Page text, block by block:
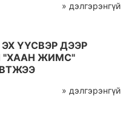
» дэлгэрэнгүй
ҮҮСВЭР ДЭЭР
"ХААН ЖИМС"
» дэлгэрэнгүй